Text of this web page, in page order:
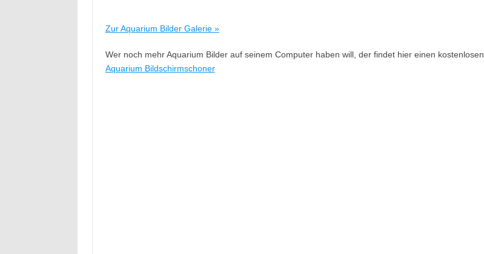
Zur Aquarium Bilder Galerie »
Wer noch mehr Aquarium Bilder auf seinem Computer haben will, der findet hier einen kostenlosen
Aquarium Bildschirmschoner